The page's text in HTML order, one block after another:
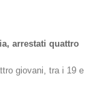
arrestati quattro
giovani, tra i 19 e